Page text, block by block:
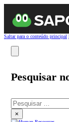
Saltar para o conteúdo principal
Pesquisar
Pesquisar
×